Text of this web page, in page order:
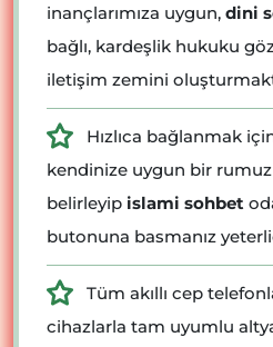
inançlarımıza uygun, dini
bağlı, kardeşlik hukuku
iletişim zemini
Hızlıca bağlanmak
kendinize uygun bir rumuz
belirleyip islami sohbet
butonuna basmanız
Tüm akıllı cep
cihazlarla tam uyumlu